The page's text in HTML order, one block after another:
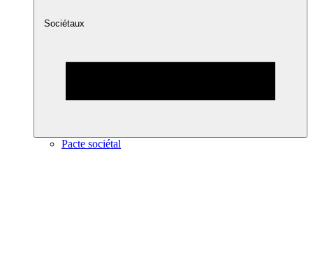
Sociétaux
Pacte sociétal